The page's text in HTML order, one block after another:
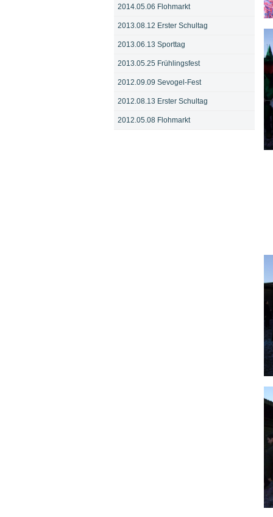
2014.05.06 Flohmarkt
2013.08.12 Erster Schultag
2013.06.13 Sporttag
2013.05.25 Frühlingsfest
2012.09.09 Sevogel-Fest
2012.08.13 Erster Schultag
2012.05.08 Flohmarkt